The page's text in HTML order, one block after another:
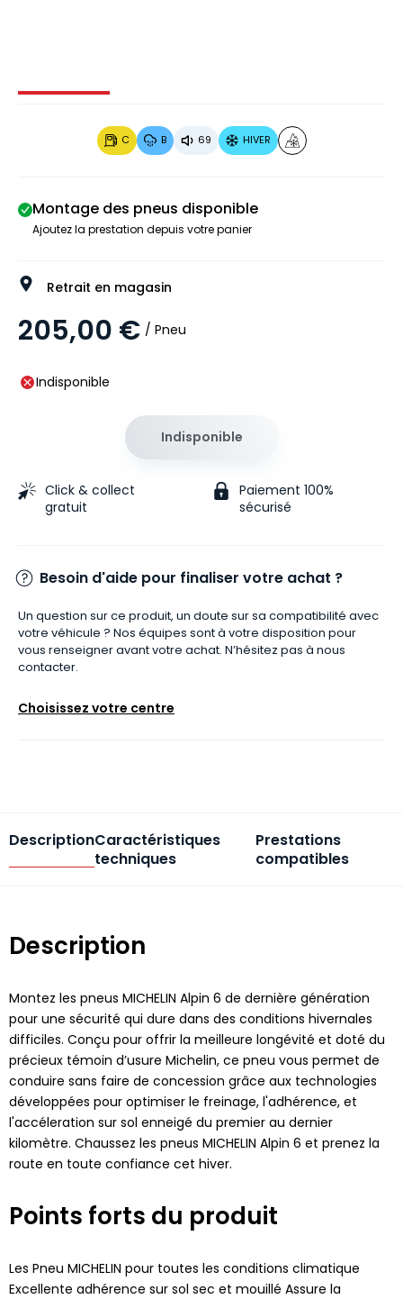
Image 1 sur 3
C B 69 HIVER
Montage des pneus disponible
Ajoutez la prestation depuis votre panier
Retrait en magasin
205,00 € / Pneu
Indisponible
Indisponible
Click & collect
gratuit
Paiement 100%
sécurisé
Besoin d'aide pour finaliser votre achat ?
Un question sur ce produit, un doute sur sa compatibilité avec
votre véhicule ? Nos équipes sont à votre disposition pour
vous renseigner avant votre achat. N’hésitez pas à nous
contacter.
Choisissez votre centre
DescriptionCaractéristiques
techniques
Prestations
compatibles
Description
Montez les pneus MICHELIN Alpin 6 de dernière génération
pour une sécurité qui dure dans des conditions hivernales
difficiles. Conçu pour offrir la meilleure longévité et doté du
précieux témoin d’usure Michelin, ce pneu vous permet de
conduire sans faire de concession grâce aux technologies
développées pour optimiser le freinage, l'adhérence, et
l'accéleration sur sol enneigé du premier au dernier
kilomètre. Chaussez les pneus MICHELIN Alpin 6 et prenez la
route en toute confiance cet hiver.
Points forts du produit
Les Pneu MICHELIN pour toutes les conditions climatique
Excellente adhérence sur sol sec et mouillé Assure la